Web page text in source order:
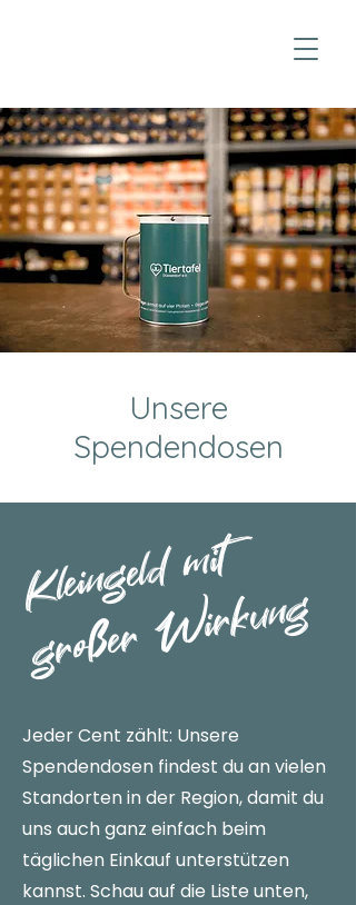
Unsere
Spendendosen
Kl
ei
n
g
el
d
mit
g
r
o
ß
e
r
Wi
r
k
u
n
g
Jeder Cent zählt: Unsere
Spendendosen findest du an vielen
Standorten in der Region, damit du
uns auch ganz einfach beim
täglichen Einkauf unterstützen
kannst. Schau auf die Liste unten,